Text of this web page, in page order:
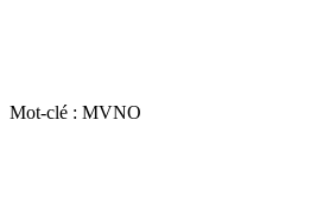
Mot-clé : MVNO